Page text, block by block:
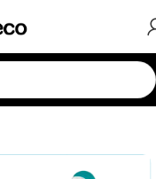
Mazas Iniciación 45cm